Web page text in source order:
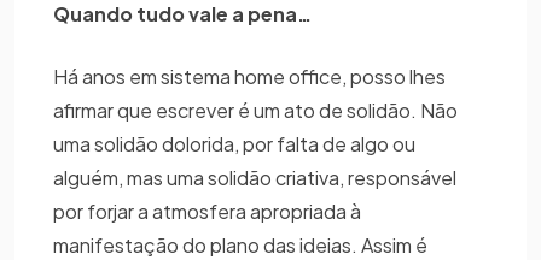
Quando tudo vale a pena…
Há anos em sistema home office, posso lhes
afirmar que escrever é um ato de solidão. Não
uma solidão dolorida, por falta de algo ou
alguém, mas uma solidão criativa, responsável
por forjar a atmosfera apropriada à
manifestação do plano das ideias. Assim é